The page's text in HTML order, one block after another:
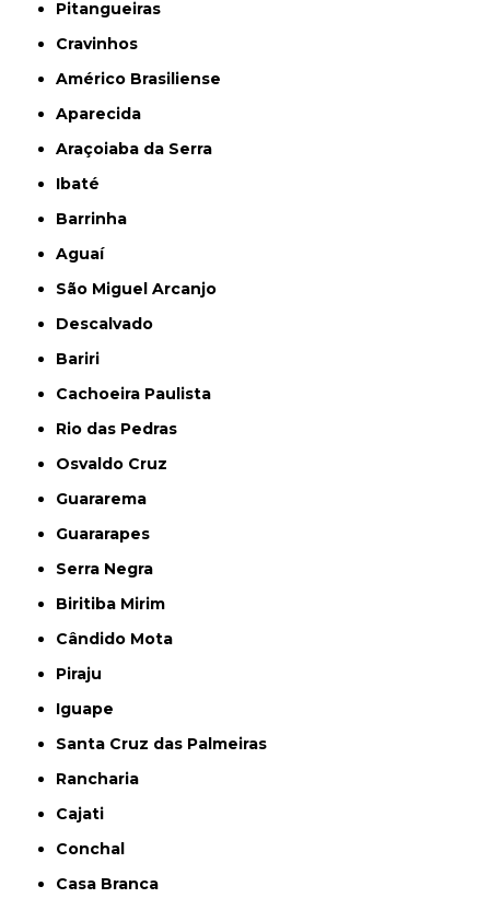
Pitangueiras
Cravinhos
Américo Brasiliense
Aparecida
Araçoiaba da Serra
Ibaté
Barrinha
Aguaí
São Miguel Arcanjo
Descalvado
Bariri
Cachoeira Paulista
Rio das Pedras
Osvaldo Cruz
Guararema
Guararapes
Serra Negra
Biritiba Mirim
Cândido Mota
Piraju
Iguape
Santa Cruz das Palmeiras
Rancharia
Cajati
Conchal
Casa Branca